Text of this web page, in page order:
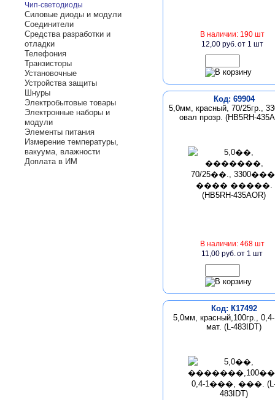
Чип-светодиоды
Силовые диоды и модули
Соединители
Средства разработки и
отладки
Телефония
Транзисторы
Установочные
Устройства защиты
Шнуры
Электробытовые товары
Электронные наборы и
модули
Элементы питания
Измерение температуры,
вакуума, влажности
Доплата в ИМ
В наличии: 190 шт
12,00 руб.от 1 шт
Код: 69904
5,0мм, красный, 70/25гр.,
овал прозр. (HB5RH-
В наличии: 468 шт
11,00 руб.от 1 шт
Код: К17492
5,0мм, красный,100гр.,
мат. (L-483IDT)